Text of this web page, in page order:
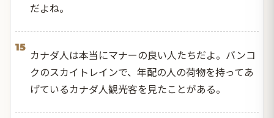
だよね。
15
カナダ人は本当にマナーの良い人たちだよ。バンコ
クのスカイトレインで、年配の人の荷物を持ってあ
げているカナダ人観光客を見たことがある。